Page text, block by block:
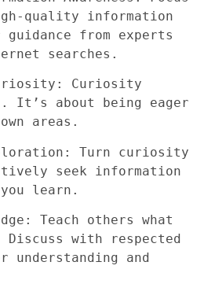
quality information
from experts
searches.
Curiosity
It’s about being eager
areas.
Turn curiosity
seek information
learn.
Teach others what
Discuss with respected
and